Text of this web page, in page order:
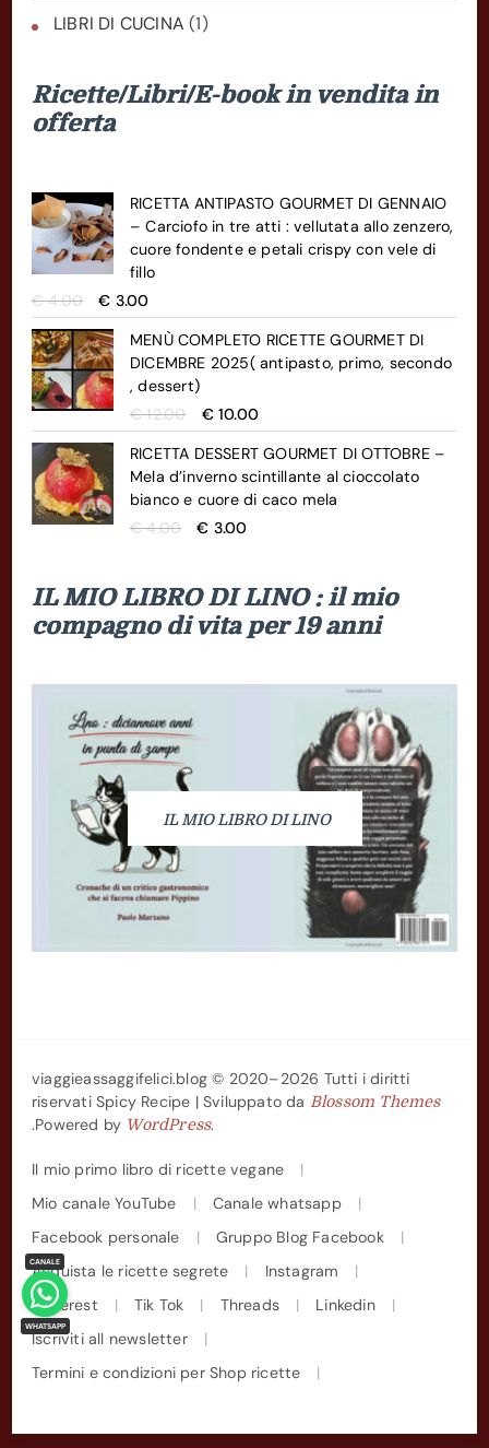
LIBRI DI CUCINA (1)
Ricette/Libri/E-book in vendita in
offerta
RICETTA ANTIPASTO GOURMET DI GENNAIO
– Carciofo in tre atti : vellutata allo zenzero,
cuore fondente e petali crispy con vele di
fillo
€4.00
prezzo
originale
era:
€ 4.00.
€ 3.00Il
prezzo
attuale
è:
€ 3.00.
MENÙ COMPLETO RICETTE GOURMET DI
DICEMBRE 2025( antipasto, primo, secondo
, dessert)
€12.00
prezzo
originale
era:
€ 12.00.
€10.00Il
prezzo
attuale
è:
€ 10.00.
RICETTA DESSERT GOURMET DI OTTOBRE –
Mela d’inverno scintillante al cioccolato
bianco e cuore di caco mela
€4.00
era:
€ 4.00.
€ 3.00Il
è:
€ 3.00.
IL MIO LIBRO DI LINO : il mio
compagno di vita per 19 anni
IL MIO LIBRO DI LINO
viaggieassaggifelici.blog © 2020–2026 Tutti i diritti
riservatiSpicy Recipe | Sviluppato da Blossom Themes
.Powered by WordPress.
Il mio primo libro di ricette vegane
Mio canale YouTube
Canale whatsapp
Facebook personale
Gruppo Blog Facebook
Acquista le ricette segrete
Instagram
Pinterest
Tik Tok Threads
Linkedin
Iscriviti all newsletter
Termini e condizioni per Shop ricette